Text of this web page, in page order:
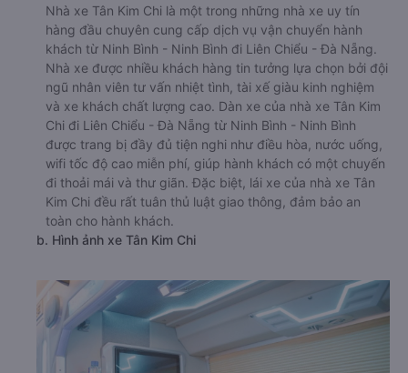
Nhà xe Tân Kim Chi là một trong những nhà xe uy tín
hàng đầu chuyên cung cấp dịch vụ vận chuyển hành
khách từ Ninh Bình - Ninh Bình đi Liên Chiểu - Đà Nẵng.
Nhà xe được nhiều khách hàng tin tưởng lựa chọn bởi đội
ngũ nhân viên tư vấn nhiệt tình, tài xế giàu kinh nghiệm
và xe khách chất lượng cao. Dàn xe của nhà xe Tân Kim
Chi đi Liên Chiểu - Đà Nẵng từ Ninh Bình - Ninh Bình
được trang bị đầy đủ tiện nghi như điều hòa, nước uống,
wifi tốc độ cao miễn phí, giúp hành khách có một chuyến
đi thoải mái và thư giãn. Đặc biệt, lái xe của nhà xe Tân
Kim Chi đều rất tuân thủ luật giao thông, đảm bảo an
toàn cho hành khách.
b. Hình ảnh xe Tân Kim Chi